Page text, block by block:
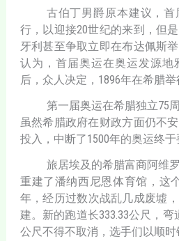
古伯丁男爵原本建议，首
行，以迎接20世纪的来到，但
牙利甚至争取立即在布达佩斯
认为，首届奥运在奥运发源地
后，众人决定，1896年在希腊举
第一届奥运在希腊独立75
虽然希腊政府在财政方面仍不
投入，中断了1500年的奥运终于
旅居埃及的希腊富商阿维
重建了潘纳西尼恩体育馆，这
年，经历过数次战乱几成废墟
建。新的跑道长333.33公尺，
公尺不得不取消，选手们以顺时